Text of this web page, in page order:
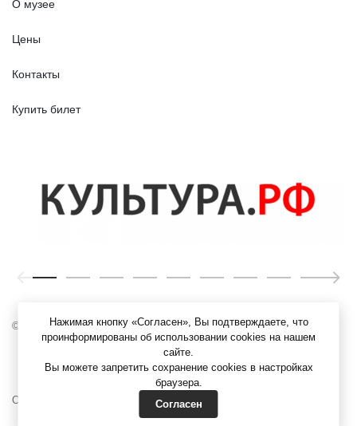
О музее
Цены
Контакты
Купить билет
© ЯХМ, 1919 – 2026 г.
Официальные документы
Нажимая кнопку «Согласен», Вы подтверждаете, что
проинформированы об использовании cookies на нашем
сайте.
Вы можете запретить сохранение cookies в настройках
браузера.
Согласен